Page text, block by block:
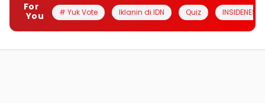
For
You
# Yuk Vote Iklanin di IDN Quiz INSIDENESIA